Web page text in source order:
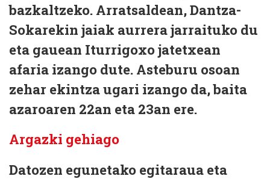
bazkaltzeko. Arratsaldean, Dantza-
Sokarekin jaiak aurrera jarraituko du
eta gauean Iturrigoxo jatetxean
afaria izango dute. Asteburu osoan
zehar ekintza ugari izango da, baita
azaroaren 22an eta 23an ere.
Argazki gehiago
Datozen egunetako egitaraua eta